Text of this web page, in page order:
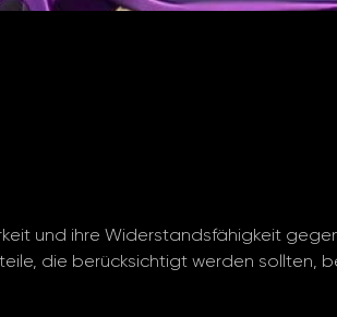
und ihre Widerstandsfähigkeit
die berücksichtigt werden sollten,